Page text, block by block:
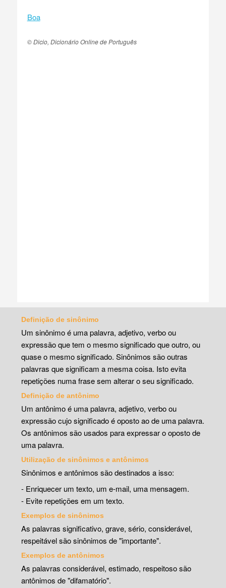
Boa
© Dicio, Dicionário Online de Português
Definição de sinônimo
Um sinônimo é uma palavra, adjetivo, verbo ou
expressão que tem o mesmo significado que outro, ou
quase o mesmo significado. Sinônimos são outras
palavras que significam a mesma coisa. Isto evita
repetições numa frase sem alterar o seu significado.
Definição de antônimo
Um antônimo é uma palavra, adjetivo, verbo ou
expressão cujo significado é oposto ao de uma palavra.
Os antônimos são usados para expressar o oposto de
uma palavra.
Utilização de sinônimos e antônimos
Sinônimos e antônimos são destinados a isso:
- Enriquecer um texto, um e-mail, uma mensagem.
- Evite repetições em um texto.
Exemplos de sinônimos
As palavras significativo, grave, sério, considerável,
respeitável são sinônimos de "importante".
Exemplos de antônimos
As palavras considerável, estimado, respeitoso são
antônimos de "difamatório".